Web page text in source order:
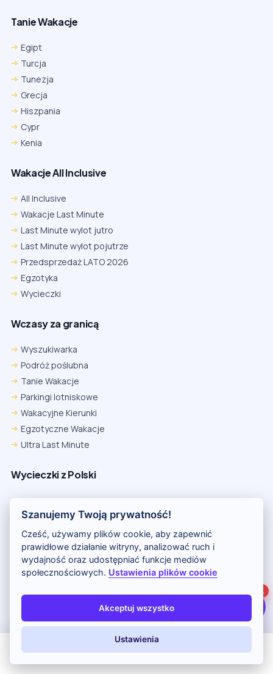
Tanie Wakacje
Egipt
Turcja
Tunezja
Grecja
Hiszpania
Cypr
Kenia
Wakacje All Inclusive
All Inclusive
Wakacje Last Minute
Last Minute wylot jutro
Last Minute wylot pojutrze
Przedsprzedaż LATO 2026
Egzotyka
Wycieczki
Wczasy za granicą
Wyszukiwarka
Podróż poślubna
Tanie Wakacje
Parkingi lotniskowe
Wakacyjne Kierunki
Egzotyczne Wakacje
Ultra Last Minute
Wycieczki z Polski
Okazje
Kontakt
Wakacje z Niemiec
Polityka Prywatności
Wakacje w Egipcie
Rankingi hoteli
Partnerem serwisu jest portal Wakacje.pl
O nas
Kontakt i reklama
Polityka prywatności
Copyright (c) 2026 Odkryj Wakacje
1
Chrome Safari iOS
Ustawienia → Prywatność i bezpieczeństwo → Pliki cookie innych
Szanujemy Twoją prywatność!
Cześć, używamy plików cookie, aby zapewnić
prawidłowe działanie witryny, analizować ruch i
wydajność oraz udostępniać funkcje mediów
społecznościowych. Ustawienia plików cookie
Akceptuj wszystko
Ustawienia